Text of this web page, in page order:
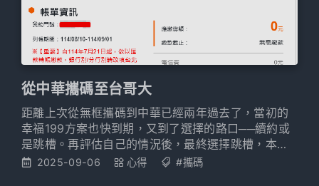
從中華攜碼至台哥大
距離上次從無框攜碼到中華已經兩年過去了，當初的
幸福199方案也快到期，又到了選擇的路口──續約或
是跳槽。再評估自己的情況後，最終選擇跳槽，本文
分享個人的選擇原因以及一些小心得紀錄。
2025-09-06 心得 #攜碼